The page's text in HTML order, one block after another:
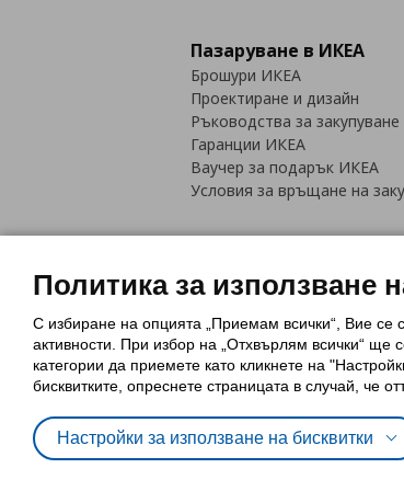
Пазаруване в ИКЕА
Брошури ИКЕА
Проектиране и дизайн
Ръководства за закупуване
Гаранции ИКЕА
Ваучер за подарък ИКЕА
Условия за връщане на
Политика за
Обща политика за
Политика за защита
Политика за използване
С избиране на опцията „Приемам всички“, Вие се
активности. При избор на „Отхвърлям всички“ ще
категории да приемете като кликнете на
бисквитките, опреснете страницата в случай, че
Настройки за използване на бисквитки